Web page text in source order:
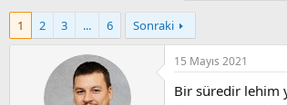
u
l
a
m
a
i
k
e
t
l
1 2 3 ... 6 Sonraki
15 Mayıs 2021
Bir süredir lehim